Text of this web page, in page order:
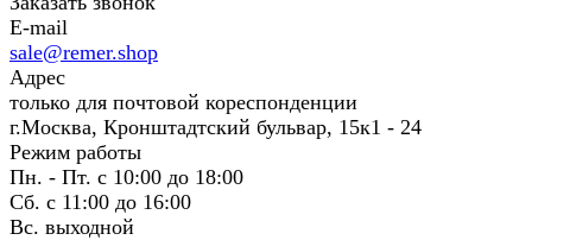
E-mail
sale@remer.shop
Адрес
только для почтовой кореспонденции
г.Москва, Кронштадтский бульвар, 15к1 - 24
Режим работы
Пн. - Пт. с 10:00 до 18:00
Сб. с 11:00 до 16:00
Вс. выходной